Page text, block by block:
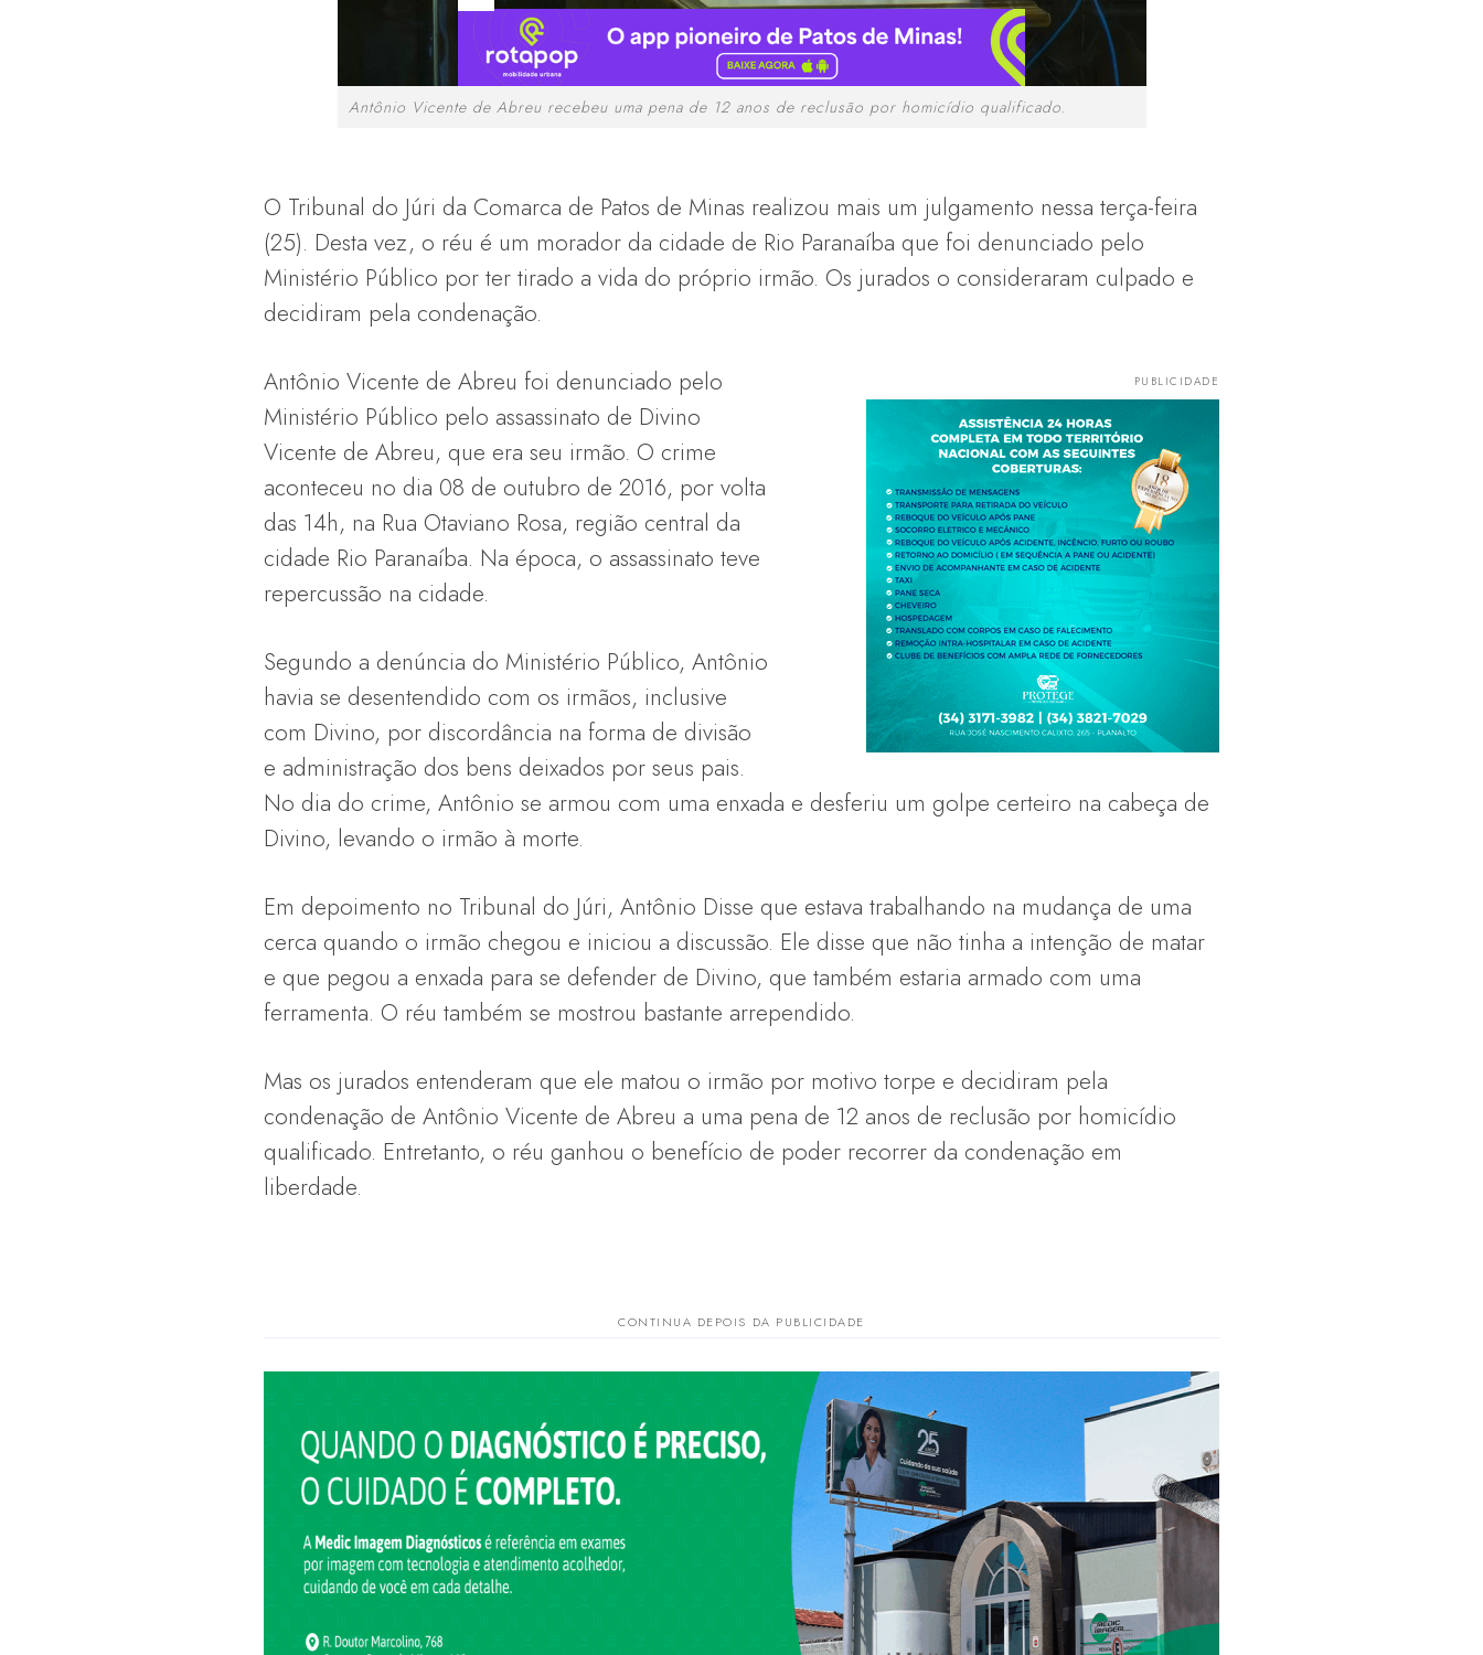
Antônio Vicente de Abreu recebeu uma pena de 12 anos de reclusão por homicídio qualificado.
O Tribunal do Júri da Comarca de Patos de Minas realizou mais um julgamento nessa terça-feira
(25). Desta vez, o réu é um morador da cidade de Rio Paranaíba que foi denunciado pelo
Ministério Público por ter tirado a vida do próprio irmão. Os jurados o consideraram culpado e
decidiram pela condenação.
Antônio Vicente de Abreu foi denunciado pelo
Ministério Público pelo assassinato de Divino
Vicente de Abreu, que era seu irmão. O crime
aconteceu no dia 08 de outubro de 2016, por volta
das 14h, na Rua Otaviano Rosa, região central da
cidade Rio Paranaíba. Na época, o assassinato teve
repercussão na cidade.
Segundo a denúncia do Ministério Público, Antônio
havia se desentendido com os irmãos, inclusive
com Divino, por discordância na forma de divisão
e administração dos bens deixados por seus pais.
No dia do crime, Antônio se armou com uma enxada e desferiu um golpe certeiro na cabeça de
Divino, levando o irmão à morte.
Em depoimento no Tribunal do Júri, Antônio Disse que estava trabalhando na mudança de uma
cerca quando o irmão chegou e iniciou a discussão. Ele disse que não tinha a intenção de matar
e que pegou a enxada para se defender de Divino, que também estaria armado com uma
ferramenta. O réu também se mostrou bastante arrependido.
Mas os jurados entenderam que ele matou o irmão por motivo torpe e decidiram pela
condenação de Antônio Vicente de Abreu a uma pena de 12 anos de reclusão por homicídio
qualificado. Entretanto, o réu ganhou o benefício de poder recorrer da condenação em
liberdade.